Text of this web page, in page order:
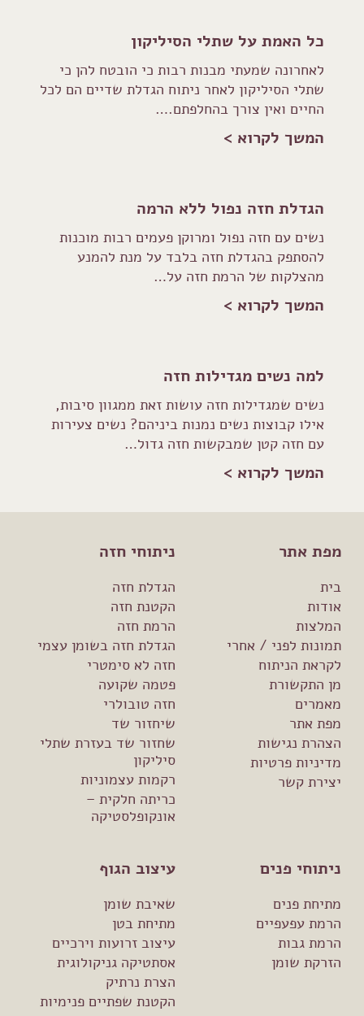
כל האמת על שתלי הסיליקון
לאחרונה שמעתי מבנות רבות כי הובטח להן כי
שתלי הסיליקון לאחר ניתוח הגדלת שדיים הם לכל
החיים ואין צורך בהחלפתם.…
המשך לקרוא >
הגדלת חזה נפול ללא הרמה
נשים עם חזה נפול ומרוקן פעמים רבות מוכנות
להסתפק בהגדלת חזה בלבד על מנת להמנע
מהצלקות של הרמת חזה על…
המשך לקרוא >
למה נשים מגדילות חזה
נשים שמגדילות חזה עושות זאת ממגוון סיבות,
אילו קבוצות נשים נמנות ביניהם? נשים צעירות
עם חזה קטן שמבקשות חזה גדול…
המשך לקרוא >
מפת אתר
בית
אודות
המלצות
תמונות לפני / אחרי
לקראת הניתוח
מן התקשורת
מאמרים
מפת אתר
הצהרת נגישות
מדיניות פרטיות
יצירת קשר
ניתוחי חזה
הגדלת חזה
הקטנת חזה
הרמת חזה
הגדלת חזה בשומן עצמי
חזה לא סימטרי
פטמה שקועה
חזה טובולרי
שיחזור שד
שחזור שד בעזרת שתלי
סיליקון
רקמות עצמוניות
כריתה חלקית –
אונקופלסטיקה
ניתוחי פנים
מתיחת פנים
הרמת עפעפיים
הרמת גבות
הזרקת שומן
עיצוב הגוף
שאיבת שומן
מתיחת בטן
עיצוב זרועות וירכיים
אסתטיקה גניקולוגית
הצרת נרתיק
הקטנת שפתיים פנימיות